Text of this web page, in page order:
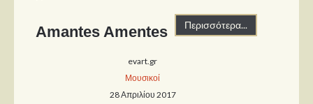
Περισσότερα...
Amantes Amentes
evart.gr
Μουσικοί
28 Απριλίου 2017